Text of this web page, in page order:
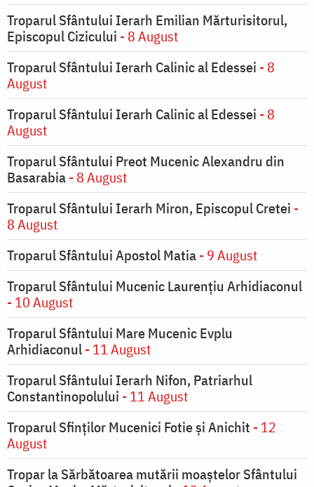
Troparul Sfântului Ierarh Emilian Mărturisitorul,
Episcopul Cizicului - 8 August
Troparul Sfântului Ierarh Calinic al Edessei - 8
August
Troparul Sfântului Ierarh Calinic al Edessei - 8
August
Troparul Sfântului Preot Mucenic Alexandru din
Basarabia- 8 August
Troparul Sfântului Ierarh Miron, Episcopul Cretei -
8 August
Troparul Sfântului Apostol Matia- 9 August
Troparul Sfântului Mucenic Laurențiu Arhidiaconul
- 10 August
Troparul Sfântului Mare Mucenic Evplu
Arhidiaconul- 11 August
Troparul Sfântului Ierarh Nifon, Patriarhul
Constantinopolului - 11 August
Troparul Sfinţilor Mucenici Fotie şi Anichit - 12
August
Tropar la Sărbătoarea mutării moaştelor Sfântului